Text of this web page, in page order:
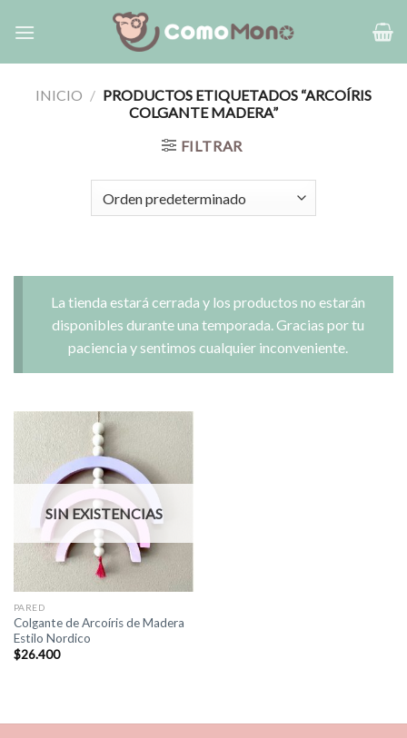
INICIO / PRODUCTOS ETIQUETADOS “ARCOÍRIS
COLGANTE MADERA”
FILTRAR
La tienda estará cerrada y los productos no estarán
disponibles durante una temporada. Gracias por tu
paciencia y sentimos cualquier inconveniente.
SIN EXISTENCIAS
PARED
Colgante de Arcoíris de Madera
Estilo Nordico
$26.400